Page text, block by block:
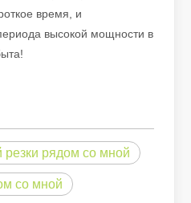
Хороший ли это выбор? Насколько сильна лазерная сварка?
революцию в современном
время, и
высокой мощности в
резки рядом со мной
со мной